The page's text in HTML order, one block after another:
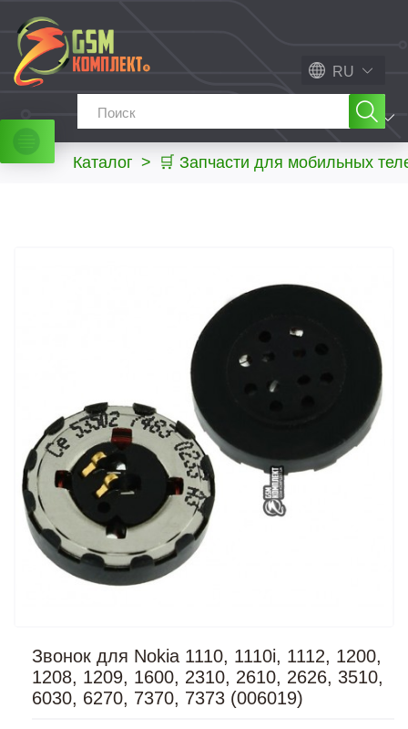
RU
МЕНЮ
Каталог > 🛒 Запчасти для мобильных
Звонок для Nokia 1110, 1110i, 1112, 1200,
1208, 1209, 1600, 2310, 2610, 2626, 3510,
6030, 6270, 7370, 7373 (006019)